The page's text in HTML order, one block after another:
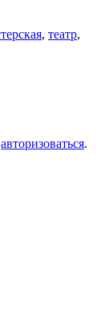
, театр,
авторизоваться.